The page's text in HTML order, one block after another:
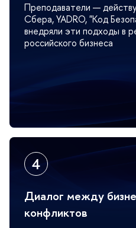
Преподаватели —
Сбера, YADRO, "Код
недряли эти подходы в
российского бизнеса
Диалог между
конфликто